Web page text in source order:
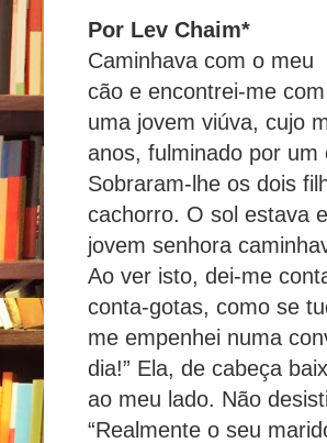
Por Lev Chaim*
Caminhava com o meu
cão e encontrei-me com
uma jovem viúva, cujo
anos, fulminado por
Sobraram-lhe os dois
cachorro. O sol estava
jovem senhora
Ao ver isto, dei-me
conta-gotas, como se
me empenhei numa
dia!” Ela, de cabeça
ao meu lado. Não
“Realmente o seu